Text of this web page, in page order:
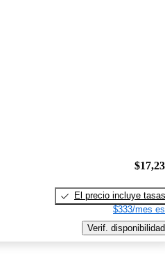
El precio incluye tasas
$333/mes
Verif. disponibilidad